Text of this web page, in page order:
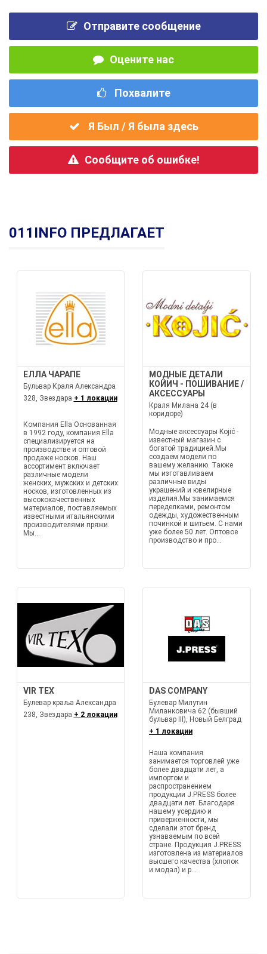
Отправите сообщение
Оцените нас
Похвалите
Я Был / Я была здесь
Сообщите об ошибке!
011INFO ПРЕДЛАГАЕТ
ЕЛЛА ЧАРАПЕ
Бульвар Краля Александра
328, Звездара + 1 локации
Компания Ella Основанная
в 1992 году, компания Ella
специализируется на
производстве и оптовой
продаже носков. Наш
ассортимент включает
различные модели
женских, мужских и детских
носков, изготовленных из
высококачественных
материалов, поставляемых
известными итальянскими
производителями пряжи.
Мы...
МОДНЫЕ ДЕТАЛИ
КОЙИЧ - ПОШИВАНИЕ /
АКСЕССУАРЫ
Краля Милана 24 (в
коридоре)
Модные аксессуары Kojić -
известный магазин с
богатой традицией.Мы
создаем модели по
вашему желанию. Также
мы изготавливаем
различные виды
украшений и ювелирные
изделия.Мы занимаемся
переделками, ремонтом
одежды, художественным
починкой и шитьем. С нами
уже более 50 лет. Оптовое
производство и про...
VIR TEX
Булевар краља Александра
238, Звездара + 2 локации
DAS COMPANY
Булевар Милутин
Миланковича 62 (бывший
бульвар III), Новый Белград
+ 1 локации
Наша компания
занимается торговлей уже
более двадцати лет, а
импортом и
распространением
продукции J.PRESS более
двадцати лет. Благодаря
нашему усердию и
приверженности, мы
сделали этот бренд
узнаваемым по всей
стране. Продукция J.PRESS
изготовлена из материалов
высшего качества (хлопок
и модал) и р...